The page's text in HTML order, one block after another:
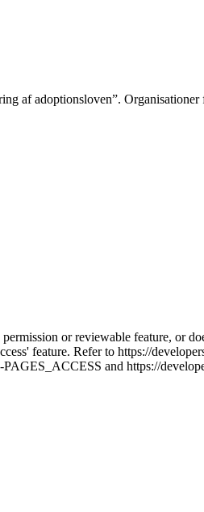
af adoptionsloven”.
or reviewable feature, or
feature. Refer to https://
and https://